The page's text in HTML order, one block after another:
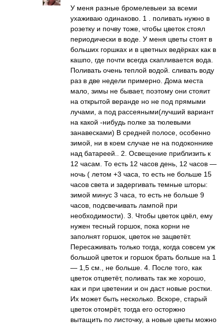
У меня разные бромелевыеи за всеми
ухаживаю одинаково. 1 . поливать нужно в
розетку и почву тоже, чтобы цветок стоял
периодически в воде. У меня цветы стоят в
больших горшках и в цветных ведёрках как в
кашпо, где почти всегда скапливается вода.
Поливать очень теплой водой. сливать воду
раз в две недели примерно. Дома места
мало, зимы не бывает, поэтому они стояит
на открытой веранде но не под прямыми
лучами, а под рассеяными(лучший вариант
на какой -нибудь полке за тюлевыми
занавесками) В средней полосе, особенно
зимой, ни в коем случае не на подоконнике
над батареей.. 2. Освещение приблизить к
12 часам. То есть 12 часов день, 12 часов —
ночь ( летом +3 часа, то есть не больше 15
часов света и задергивать темные шторы:
зимой минус 3 часа, то есть не больше 9
часов, подсвечивать лампой при
необходимости). 3. Чтобы цветок цвёл, ему
нужен тесный горшок, пока корни не
заполнят горшок, цветок не зацветёт.
Пересаживать только тогда, когда совсем уж
большой цветок и горшок брать больше на 1
— 1,5 см., не больше. 4. После того, как
цветок отцветёт, поливать так же хорошо,
как и при цветении и он даст новые ростки.
Их может быть несколько. Вскоре, старый
цветок отомрёт, тогда его осторжно
вытащить по листочку, а новые цветы можно